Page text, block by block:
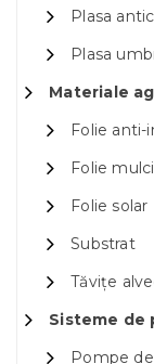
Plasa
Plasa
Materiale
Folie anti-
Folie
Folie solar
Substrat
Tăvițe
Sisteme de
Pompe